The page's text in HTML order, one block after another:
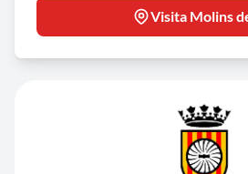
Visita Molins